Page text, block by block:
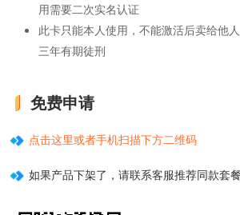
用需要二次实名认证
此卡只能本人使用，不能激活后卖给他
三年有期徒刑
免费申请
点击这里或者手机扫描下方二维码
如果产品下架了，请联系客服推荐同款套